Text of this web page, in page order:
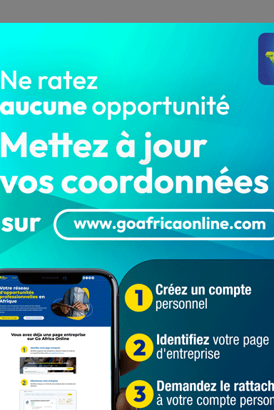
[ Live]
Cameroun 3 – Cap Vert 1, à
la 1ère mi-temps : Suivez en direct la…
LA REDACTION Juin 8, 2024
2 905
Sports
Les compositions officielles des 2 équipes
Loth HOUSSOU Les matchs de la 3è journée
comptant pour les…